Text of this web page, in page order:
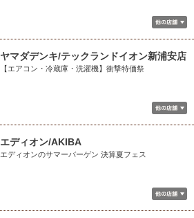
ヤマダデンキ/テックランドイオン新浦安店
【エアコン・冷蔵庫・洗濯機】衝撃特価祭
エディオン/AKIBA
エディオンのサマーバーゲン 決算夏フェス